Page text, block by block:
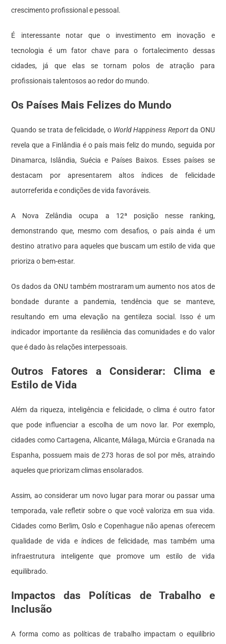
crescimento profissional e pessoal.
É interessante notar que o investimento em inovação e
tecnologia é um fator chave para o fortalecimento dessas
cidades, já que elas se tornam polos de atração para
profissionais talentosos ao redor do mundo.
Os Países Mais Felizes do Mundo
Quando se trata de felicidade, o World Happiness Reportda ONU
revela que a Finlândia é o país mais feliz do mundo, seguida por
Dinamarca, Islândia, Suécia e Países Baixos. Esses países se
destacam por apresentarem altos índices de felicidade
autorreferida e condições de vida favoráveis.
A Nova Zelândia ocupa a 12ª posição nesse ranking,
demonstrando que, mesmo com desafios, o país ainda é um
destino atrativo para aqueles que buscam um estilo de vida que
prioriza o bem-estar.
Os dados da ONU também mostraram um aumento nos atos de
bondade durante a pandemia, tendência que se manteve,
resultando em uma elevação na gentileza social. Isso é um
indicador importante da resiliência das comunidades e do valor
que é dado às relações interpessoais.
Outros Fatores a Considerar: Clima e
Estilo de Vida
Além da riqueza, inteligência e felicidade, o clima é outro fator
que pode influenciar a escolha de um novo lar. Por exemplo,
cidades como Cartagena, Alicante, Málaga, Múrcia e Granada na
Espanha, possuem mais de 273 horas de sol por mês, atraindo
aqueles que priorizam climas ensolarados.
Assim, ao considerar um novo lugar para morar ou passar uma
temporada, vale refletir sobre o que você valoriza em sua vida.
Cidades como Berlim, Oslo e Copenhague não apenas oferecem
qualidade de vida e índices de felicidade, mas também uma
infraestrutura inteligente que promove um estilo de vida
equilibrado.
Impactos das Políticas de Trabalho e
Inclusão
A forma como as políticas de trabalho impactam o equilíbrio